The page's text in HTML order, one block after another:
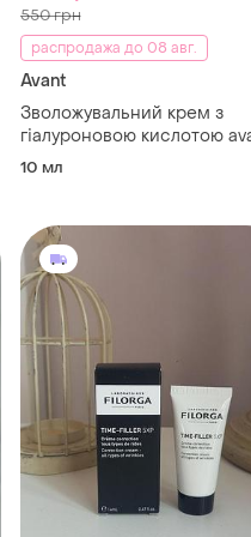
550 грн
распродажа до 08 авг.
Avant
Зволожувальний крем з
гіалуроновою кислотою avant
skincare supreme hyaluronic
10 мл